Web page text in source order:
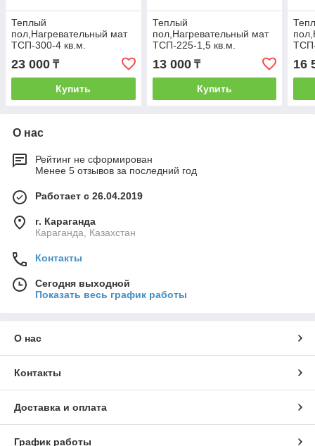
Теплый
пол,Нагревательный мат
ТСП-300-4 кв.м.
23 000 ₸
Купить
Теплый
пол,Нагревательный мат
ТСП-225-1,5 кв.м.
13 000₸
Купить
16
О нас
Рейтинг не сформирован
Менее 5 отзывов за последний год
Работает с 26.04.2019
г. Караганда
Караганда, Казахстан
Контакты
Сегодня выходной
Показать весь график работы
О нас
Контакты
Доставка и оплата
График работы